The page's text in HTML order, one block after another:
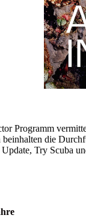
Programm
die
Try Scuba